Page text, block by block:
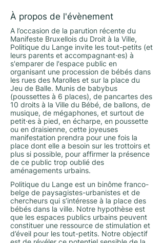
À propos de l'évènement
A l’occasion de la parution récente du
Manifeste Bruxellois du Droit à la Ville,
Politique du Lange invite les tout-petits (et
leurs parents et accompagnant·es) à
s'emparer de l'espace public en
organisant une procession de bébés dans
les rues des Marolles et sur la place du
Jeu de Balle. Munis de babybus
(poussettes à 6 places), de pancartes des
10 droits à la Ville du Bébé, de ballons, de
musique, de mégaphones, et surtout de
petit·es à pied, en écharpe, en poussette
ou en draisienne, cette joyeuses
manifestation prendra pour une fois la
place dont elle a besoin sur les trottoirs et
plus si possible, pour affirmer la présence
de ce public trop oublié des
aménagements urbains.
Politique du Lange est un binôme franco-
belge de paysagistes-urbanistes et de
chercheurs qui s’intéresse à la place des
bébés dans la ville. Notre hypothèse est
que les espaces publics urbains peuvent
constituer une ressource de stimulation et
d’éveil pour les tout-petits. Notre objectif